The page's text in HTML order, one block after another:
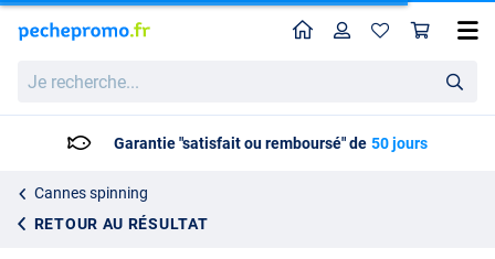
recherche...
HomeProfil
Garantie "satisfait ou remboursé" de 50 jours
Cannes spinning
RETOUR AU RÉSULTAT
Ensemble Canne Télescopique Puissante Mitchell Catch Pro II TE-Strong / FD 3.50m (80–150g)